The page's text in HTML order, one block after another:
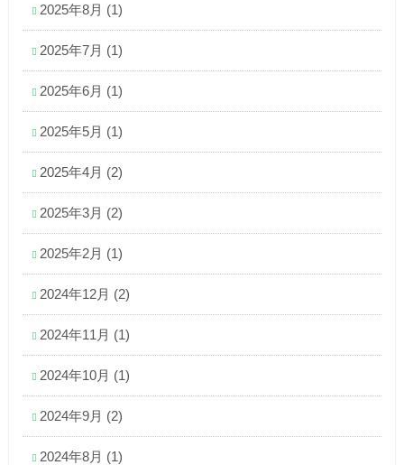
2025年8月 (1)
2025年7月 (1)
2025年6月 (1)
2025年5月 (1)
2025年4月 (2)
2025年3月 (2)
2025年2月 (1)
2024年12月 (2)
2024年11月 (1)
2024年10月 (1)
2024年9月 (2)
2024年8月 (1)